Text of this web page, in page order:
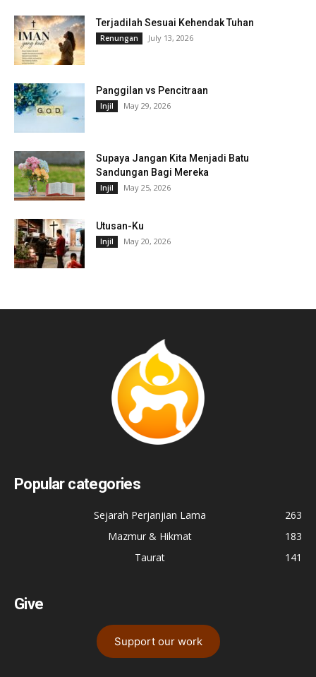
Terjadilah Sesuai Kehendak Tuhan
Renungan July 13, 2026
Panggilan vs Pencitraan
Injil May 29, 2026
Supaya Jangan Kita Menjadi Batu
Sandungan Bagi Mereka
Injil May 25, 2026
Utusan-Ku
Injil May 20, 2026
Popular categories
Sejarah Perjanjian Lama
263
Mazmur & Hikmat
183
Taurat
141
Give
Support our work